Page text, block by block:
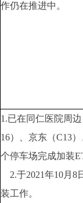
作仍在推进中。
1.已在同仁医院周
16）、京东（C13
个停车场完成加装
2.于2021年10月8
装工作。